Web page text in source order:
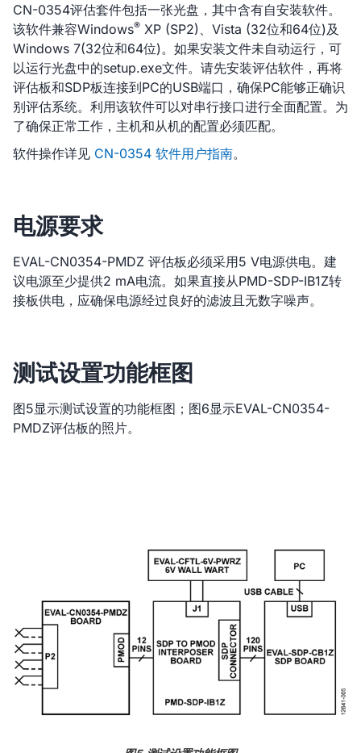
CN-0354评估套件包括一张光盘，其中含有自安装软件。
该软件兼容Windows® XP (SP2)、Vista (32位和64位)及
Windows 7(32位和64位)。如果安装文件未自动运行，可
以运行光盘中的setup.exe文件。请先安装评估软件，再将
评估板和SDP板连接到PC的USB端口，确保PC能够正确识
别评估系统。利用该软件可以对串行接口进行全面配置。为
了确保正常工作，主机和从机的配置必须匹配。
软件操作详见 CN-0354 软件用户指南。
电源要求
EVAL-CN0354-PMDZ 评估板必须采用5 V电源供电。建
议电源至少提供2 mA电流。如果直接从PMD-SDP-IB1Z转
接板供电，应确保电源经过良好的滤波且无数字噪声。
测试设置功能框图
图5显示测试设置的功能框图；图6显示EVAL-CN0354-
PMDZ评估板的照片。